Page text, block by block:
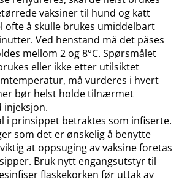
vaksiner til hund og katt
ofte å skulle brukes umiddelbart
Ved henstand må det påses
mellom 2 og 8°C. Spørsmålet
eller ikke etter utilsiktet
må vurderes i hvert
bør helst holde tilnærmet
i prinsippet betraktes som infiserte.
som det er ønskelig å benytte
at oppsuging av vaksine foretas
Bruk nytt engangsutstyr til
flaskekorken før uttak av